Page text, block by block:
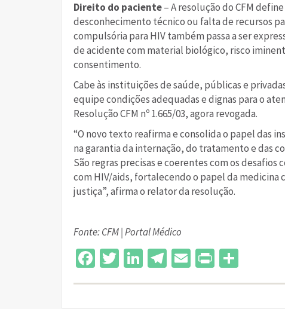
Direito do paciente– A resolução do CFM
desconhecimento técnico ou falta de recursos
compulsória para HIV também passa a ser
de acidente com material biológico, risco
consentimento.
Cabe às instituições de saúde, públicas e
equipe condições adequadas e dignas para o
Resolução CFM nº 1.665/03, agora revogada.
“O novo texto reafirma e consolida o papel das
na garantia da internação, do tratamento e das
São regras precisas e coerentes com os
com HIV/aids, fortalecendo o papel da
justiça”, afirma o relator da resolução.
Fonte: CFM | Portal Médico
Facebook
Twitter
LinkedIn
Telegram
Email
Print